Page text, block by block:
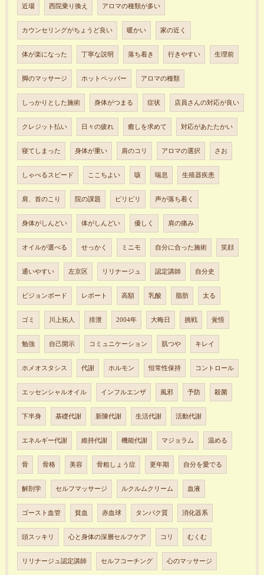
近場 西院乗り換え アロマの種類が多い
カウンセリングがちょうど良い 暖かい 家の近く
体が楽になった 丁寧な説明 落ち着き 行きやすい 生理前
脚のマッサージ ホットペッパー アロマの種類
しっかりとした施術 身体がつまる 症状 店員さんの対応が良い
クレジット払い 日々の疲れ 癒しを求めて 対応があたたかい
寝てしまった 身体が重い 肩のコリ アロマの選択 さお
しゃべるスピード ここちよい 咳 喘息 生殖器疾患
肩、首のこり 院の課題 ピリピリ 声が落ち着く
身体がしんどい 体がしんどい 優しく 肩の痛み
オイルが選べる せっかく ミニモ 自分に合った施術 笑顔
通いやすい 左京区 リリナージュ 認定講師 自分史
ビジョンボード レポート 高額 乳酸 脂肪 太る
ゴミ 川上拓人 排泄 2004年 大晦日 挑戦 覚悟
勉強 自己開示 コミュニケーション 肌つや キレイ
ホメオスタシス 代謝 ホルモン 恒常性保持 コントロール
エッセンシャルオイル インフルエンザ 風邪 予防 殺菌
下半身 基礎代謝 新陳代謝 生活代謝 活動代謝
エネルギー代謝 維持代謝 機能代謝 マジョラム 温める
骨 骨格 美容 骨粗しょう症 更年期 自分を愛でる
解剖学 セルフマッサージ ルクルムクリーム 血液
ゴースト血管 貧血 赤血球 タンパク質 消化器系
頭スッキリ 心と身体の深層セルフケア コリ むくむ
リリナージュ認定講師 セルフコーチング 心のマッサージ